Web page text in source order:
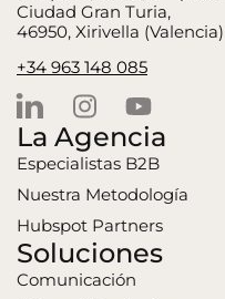
Ciudad Gran Turia,
46950, Xirivella (Valencia)
+34 963 148 085
La Agencia
Especialistas B2B
Nuestra Metodología
Hubspot Partners
Soluciones
Comunicación